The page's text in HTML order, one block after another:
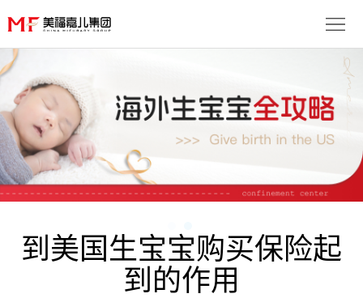
子
优
势
服
务
流
月
子
成
到美国生宝宝购买保险起
到的作用